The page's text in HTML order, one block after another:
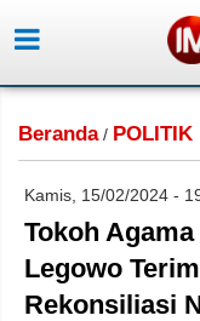
Beranda/ POLITIK
Kamis, 15/02/2024 -
Tokoh
Legowo
Rekonsiliasi